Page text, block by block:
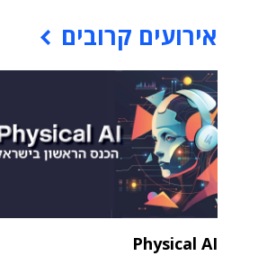
אירועים קרובים
Physical AI